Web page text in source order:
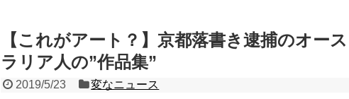
【これがアート？】京都落書き逮捕のオース
ラリア人の”作品集”
2019/5/23
変なニュース